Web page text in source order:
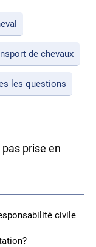
de chevaux
les questions
prise en
civile